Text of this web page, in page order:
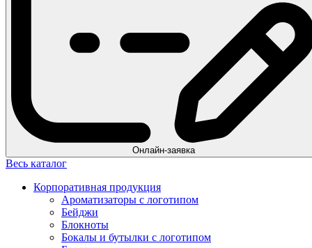
Онлайн-заявка
Весь каталог
Корпоративная продукция
Ароматизаторы с логотипом
Бейджи
Блокноты
Бокалы и бутылки с логотипом